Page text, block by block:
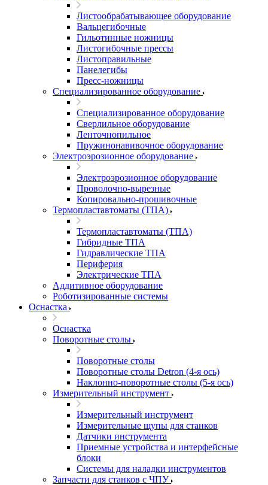
Листообрабатывающее оборудование
Вальцегибочные
Гильотинные ножницы
Листогибочные прессы
Листоправильные
Панелегибы
Пресс-ножницы
Специализированное оборудование
Специализированное оборудование
Сверлильное оборудование
Ленточнопильное
Пружинонавивочное оборудование
Электроэрозионное оборудование
Электроэрозионное оборудование
Проволочно-вырезные
Копировально-прошивочные
Термопластавтоматы (ТПА)
Термопластавтоматы (ТПА)
Гибридные ТПА
Гидравлические ТПА
Периферия
Электрические ТПА
Аддитивное оборудование
Роботизированные системы
Оснастка
Оснастка
Поворотные столы
Поворотные столы
Поворотные столы Detron (4-я ось)
Наклонно-поворотные столы (5-я ось)
Измерительный инструмент
Измерительный инструмент
Измерительные щупы для станков
Датчики инструмента
Приемные устройства и интерфейсные
блоки
Системы для наладки инструментов
Запчасти для станков с ЧПУ